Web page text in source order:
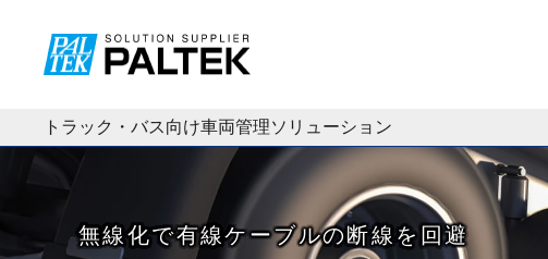
トラック・バス向け車両管理ソリューション
無線化で有線ケーブルの断線を回避